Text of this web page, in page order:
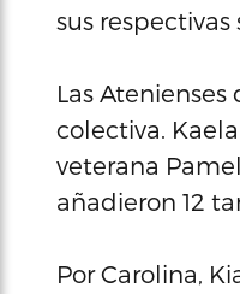
sus respectivas
Las
colectiva.
veterana
añadieron 12
Por Carolina,